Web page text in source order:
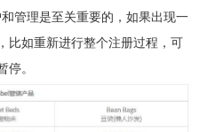
管理是至关重要的，如果出现一
比如重新进行整个注册过程，可
。